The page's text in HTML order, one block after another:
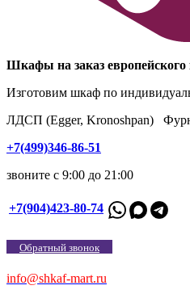
Шкафы на заказ европейского
Изготовим шкаф по
ЛДСП (Egger, Kronoshpan)
+7(499)346-86-51
звоните с 9:00 до 21:00
+7(904)423-80-74
Обратный звонок
info@shkaf-mart.ru